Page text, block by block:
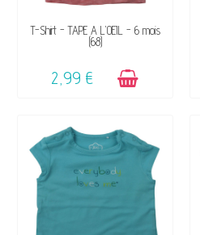
DISPONIBLE
T-Shirt - TAPE A L'OEIL - 6 mois
(68)
2,99 €